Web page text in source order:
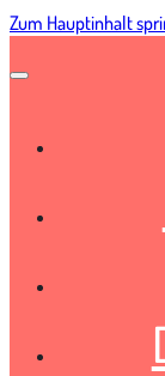
Zum Hauptinhalt